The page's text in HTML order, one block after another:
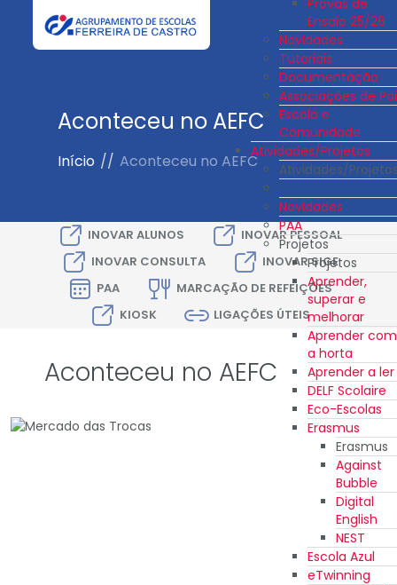
Ensaio 25/26
Novidades
Tutoriais
Documentação
Associações de
Escola e
Comunidade
Atividades/Projetos
Atividades/
Novidades
PAA
Projetos
Projetos
Aprender,
superar e
melhorar
Aprender com
a horta
Aprender a ler
DELF Scolaire
Eco-Escolas
Erasmus
Erasmus
Against
Bubble
Digital
English
NEST
Escola Azul
eTwinning
Aconteceu no AEFC
Início // Aconteceu no AEFC
INOVAR ALUNOS
INOVAR PESSOAL
INOVAR CONSULTA
INOVAR SIGE
PAA
MARCAÇÃO DE REFEIÇÕES
KIOSK
LIGAÇÕES ÚTEIS
Aconteceu no AEFC